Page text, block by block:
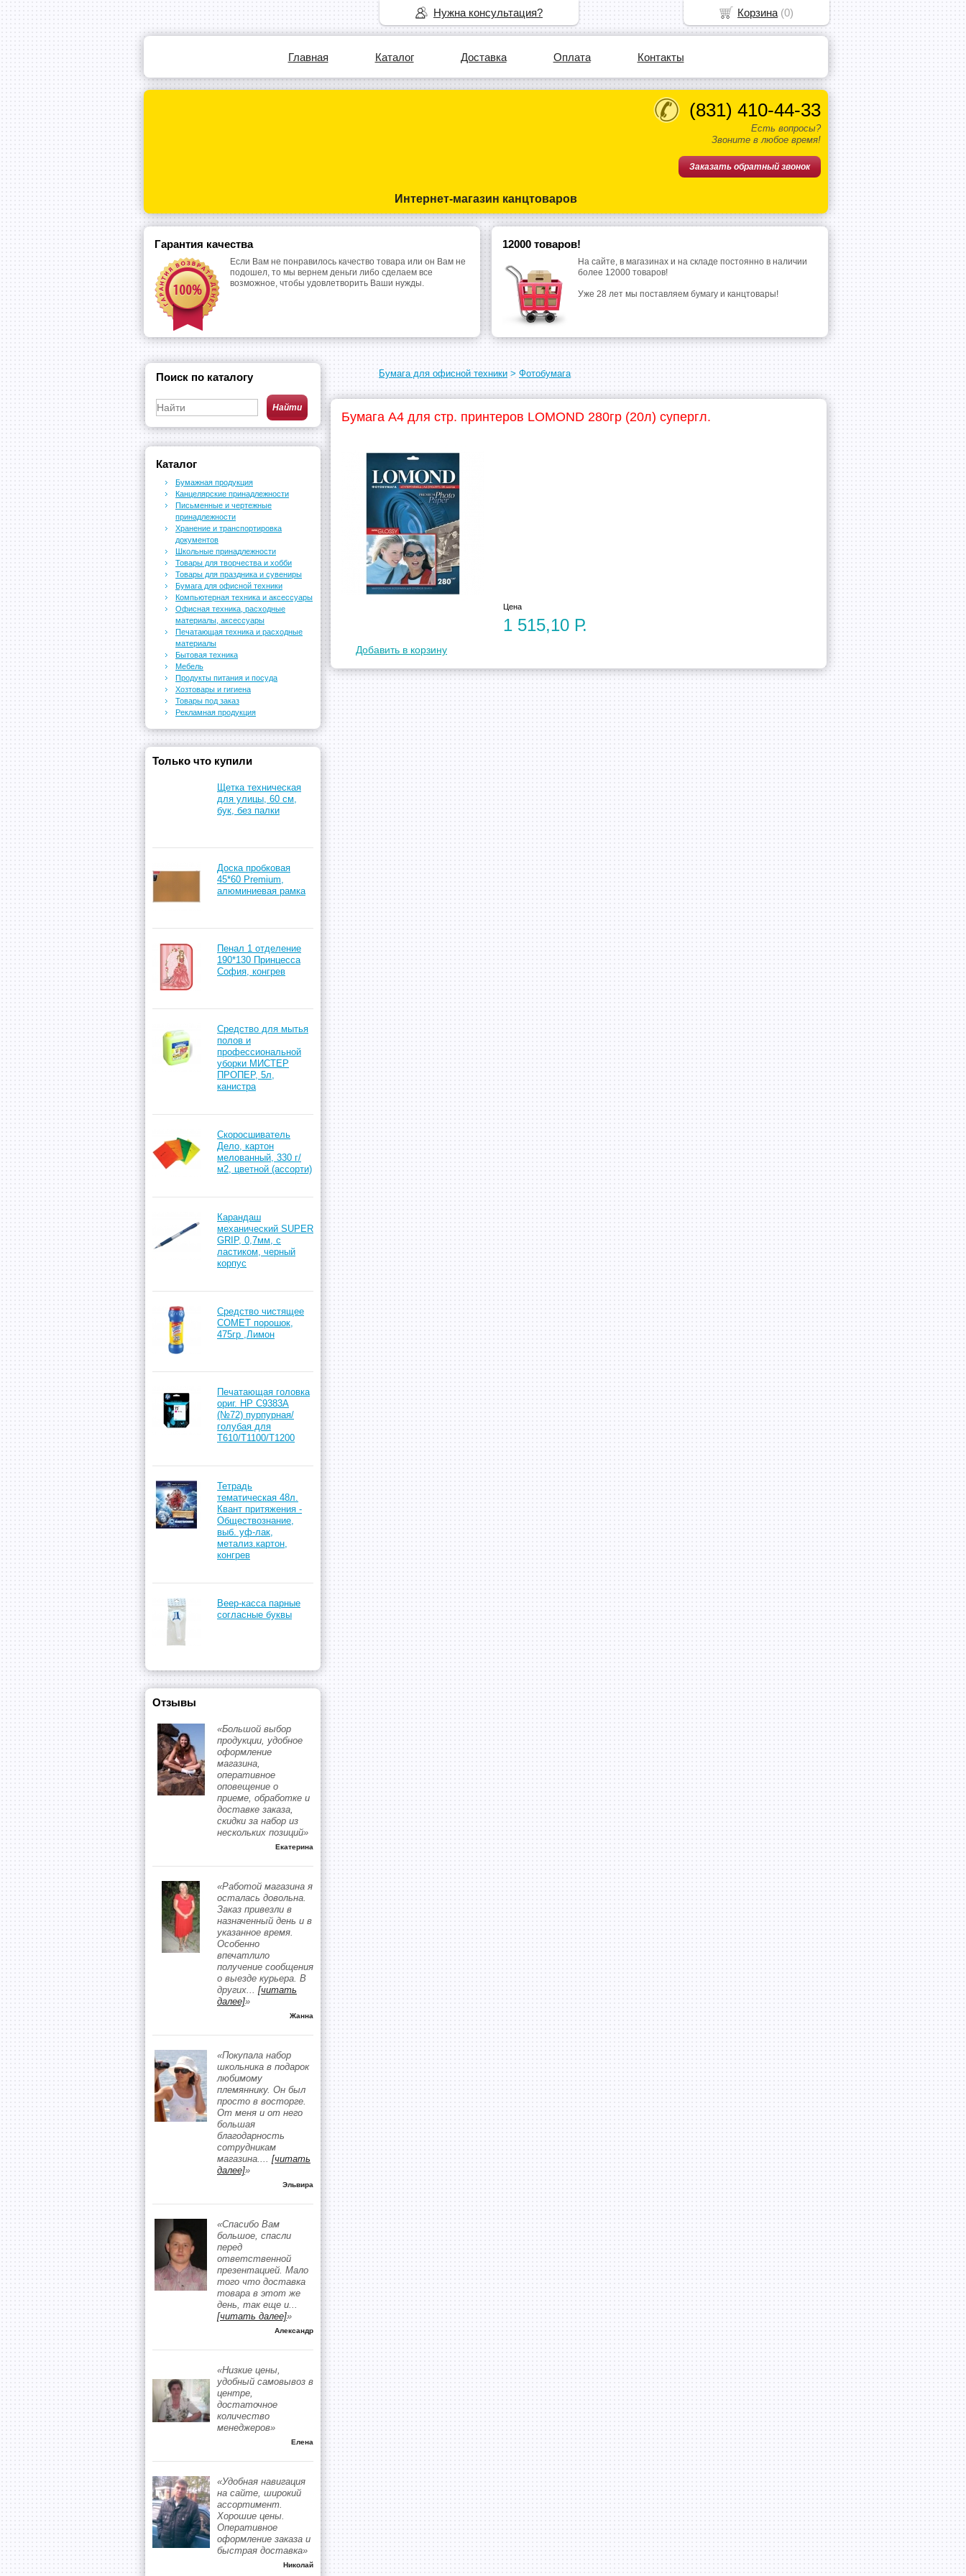
Главная Каталог Доставка Оплата Контакты
(831) 410-44-33
Есть вопросы?
Звоните в любое время!
Заказать обратный звонок
Интернет-магазин канцтоваров
Гарантия качества
Если Вам не понравилось качество товара или он Вам не
подошел, то мы вернем деньги либо сделаем все
возможное, чтобы удовлетворить Ваши нужды.
12000 товаров!
На сайте, в магазинах и на складе постоянно в наличии
более 12000 товаров!
Уже 28 лет мы поставляем бумагу и канцтовары!
Бумага для офисной техники > Фотобумага
Бумага A4 для стр. принтеров LOMOND 280гр (20л) супергл.
Цена
1 515,10 Р.
Добавить в корзину
Поиск по каталогу
Каталог
Бумажная продукция
Канцелярские принадлежности
Письменные и чертежные
принадлежности
Хранение и транспортировка
документов
Школьные принадлежности
Товары для творчества и хобби
Товары для праздника и сувениры
Бумага для офисной техники
Компьютерная техника и аксессуары
Офисная техника, расходные
материалы, аксессуары
Печатающая техника и расходные
материалы
Бытовая техника
Мебель
Продукты питания и посуда
Хозтовары и гигиена
Товары под заказ
Рекламная продукция
Только что купили
Щетка техническая
для улицы, 60 см,
бук, без палки
Доска пробковая
45*60 Premium,
алюминиевая рамка
Пенал 1 отделение
190*130 Принцесса
София, конгрев
Средство для мытья
полов и
профессиональной
уборки МИСТЕР
ПРОПЕР, 5л,
канистра
Скоросшиватель
Дело, картон
мелованный, 330 г/
м2, цветной (ассорти)
Карандаш
механический SUPER
GRIP, 0,7мм, с
ластиком, черный
корпус
Средство чистящее
COMET порошок,
475гр ,Лимон
Печатающая головка
ориг. HP C9383A
(№72) пурпурная/
голубая для
T610/T1100/T1200
Тетрадь
тематическая 48л.
Квант притяжения -
Обществознание,
выб. уф-лак,
метализ.картон,
конгрев
Веер-касса парные
согласные буквы
Отзывы
«Большой выбор
продукции, удобное
оформление
магазина,
оперативное
оповещение о
приеме, обработке и
доставке заказа,
скидки за набор из
нескольких позиций»
Екатерина
«Работой магазина я
осталась довольна.
Заказ привезли в
назначенный день и в
указанное время.
Особенно
впечатлило
получение сообщения
о выезде курьера. В
других... [читать
далее]»
Жанна
«Покупала набор
школьника в подарок
любимому
племяннику. Он был
просто в восторге.
От меня и от него
большая
благодарность
сотрудникам
магазина.... [читать
далее]»
Эльвира
«Спасибо Вам
большое, спасли
перед
ответственной
презентацией. Мало
того что доставка
товара в этот же
день, так еще и...
[читать далее]»
Александр
«Низкие цены,
удобный самовывоз в
центре,
достаточное
количество
менеджеров»
Елена
«Удобная навигация
на сайте, широкий
ассортимент.
Хорошие цены.
Оперативное
оформление заказа и
быстрая доставка»
Николай
Нужна консультация? Корзина (0)